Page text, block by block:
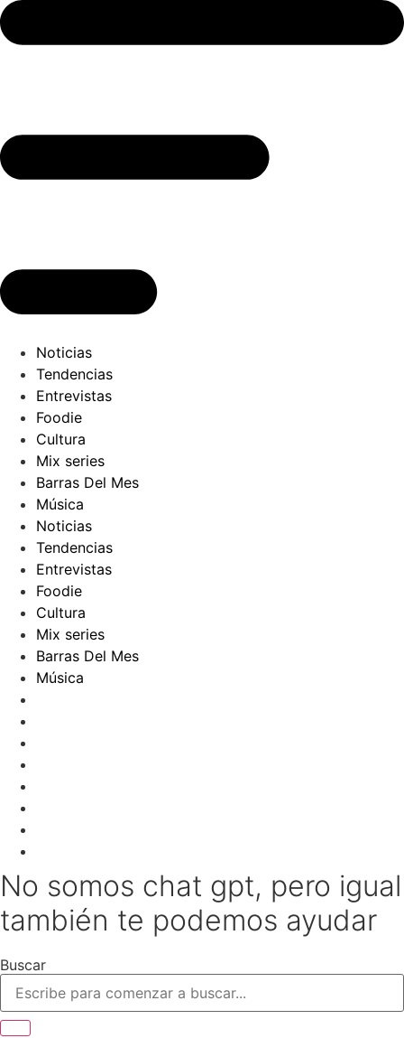
Ir
al
Noticias
Tendencias
Entrevistas
Foodie
Cultura
Mix series
Barras Del Mes
Música
Noticias
Tendencias
Entrevistas
Foodie
Cultura
Mix series
Barras Del Mes
Música
No somos chat gpt, pero igual
también te podemos ayudar
Buscar